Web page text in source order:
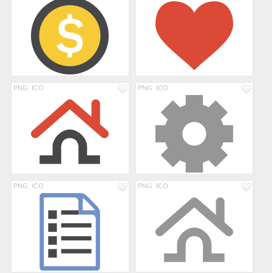
PNG ICO PNG ICO
PNG ICO PNG ICO